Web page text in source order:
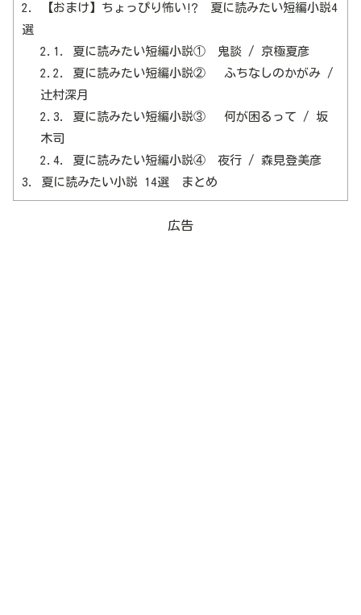
2.
【おまけ】ちょっぴり怖い⁉ 夏に読みたい短編小説4
選
2.1.
夏に読みたい短編小説① 鬼談 / 京極夏彦
2.2.
夏に読みたい短編小説② ふちなしのかがみ /
辻村深月
2.3.
夏に読みたい短編小説③ 何が困るって / 坂
木司
2.4.
夏に読みたい短編小説④ 夜行 / 森見登美彦
3.
夏に読みたい小説 14選 まとめ
広告